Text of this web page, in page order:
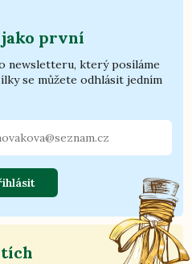
první
newsletteru, který posíláme
se můžete odhlásit jedním